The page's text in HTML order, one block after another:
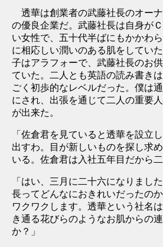
透華は創業者の武藤社長のオー
の優良企業だ。武藤社長は自身が
い女性で、五十代半ばにもかかわ
に相応しい潤いのある肌をしてい
子はアラフォーで、武藤社長のお
ていた。二人とも英語の読み書き
ごく初歩的なレベルだった。僕は
にされ、出張を通じて二人の重要
が出来た。
「佐倉君を見ていると透華を設立
出すわ。目が新しいものを探し求
いる。佐倉君は入社五年目だから二
「はい、三月に二十六になりまし
長ってどんなにおきれいだったの
ワクワクします。透華という社名
き通る花びらのようなお肌からの
か？」